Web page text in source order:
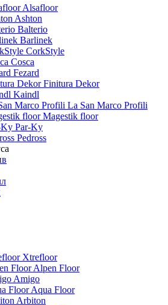
Alsafloor
Ashton
Balterio
Barlinek
CorkStyle
Cosca
Fezard
Finitura Dekor
Kaindl
La San Marco Profili
Magestik floor
Par-Ky
Pedross
Xtrefloor
Alpen Floor
Amigo
Aqua Floor
Arbiton